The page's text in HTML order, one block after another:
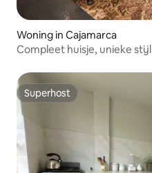
Woning in Cajamarca
Compleet huisje, unieke stijl
Superhost
Superhost